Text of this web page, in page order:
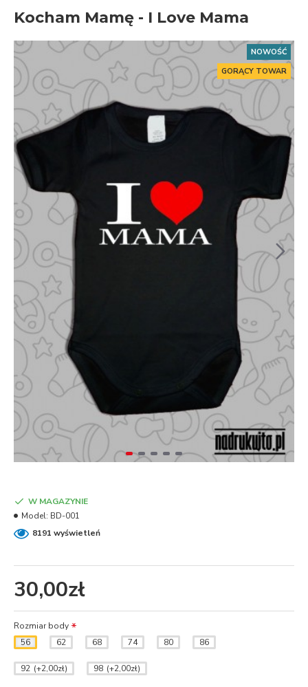
Kocham Mamę - I Love Mama
NOWOŚĆ
GORĄCY TOWAR
30,00zł
W MAGAZYNIE
Model: BD-001
8191 wyświetleń
Rozmiar body
56
62 68 74 80 86
92 (+2,00zł) 98 (+2,00zł)